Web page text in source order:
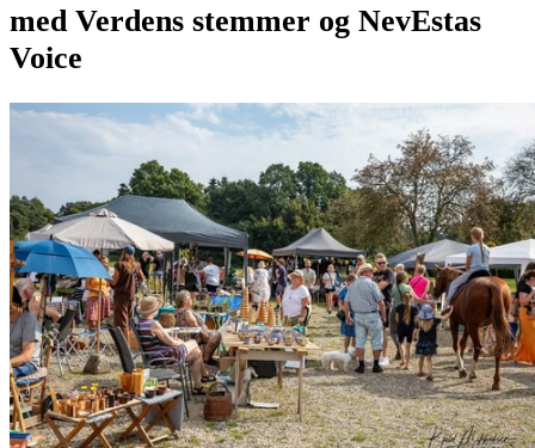
med Verdens stemmer og NevEstas
Voice